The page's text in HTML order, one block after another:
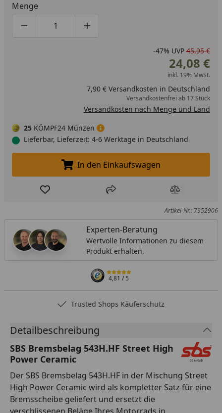
Menge
Produktmenge um eins verringern
Produktmenge manuell eingeben
Produktmenge um eins erhöhen
-47% UVP 45,95 €
24,08 €
inkl. 19% MwSt.
7,90 € Versandkosten in Deutschland
Versandkostenfrei ab 17 Stück
Versandkosten nach Menge und Land
25 KÖMPF24 Münzen
Lieferbar, Lieferzeit: 4-6 Werktage in Deutschland
In den Einkaufswagen legen
In den Einkaufswagen
Produkt zur Wunschliste hinzufügen
Teilen Produkt
Artikel-Nr.: 7952906
Experten-Beratung
Wertvolle Informationen zu diesem
Produkt erhalten.
4,81/ 5
Trusted Shops Käuferschutz
Detailbeschreibung
SBS Bremsbelag 543H.HF Street High
Power Ceramic
Der SBS Bremsbelag 543H.HF in der Mischung Street
High Power Ceramic wird als kompletter Satz für eine
Bremsscheibe geliefert und ersetzt die